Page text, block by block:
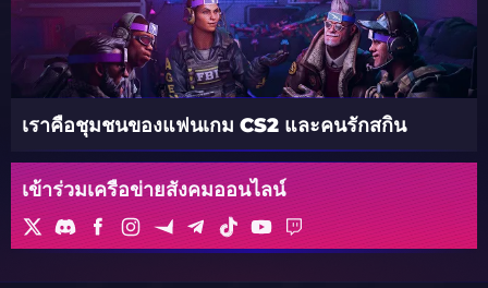
เราคือชุมชนของแฟนเกม CS2 และคนรักสกิน
เข้าร่วมเครือข่ายสังคมออนไลน์